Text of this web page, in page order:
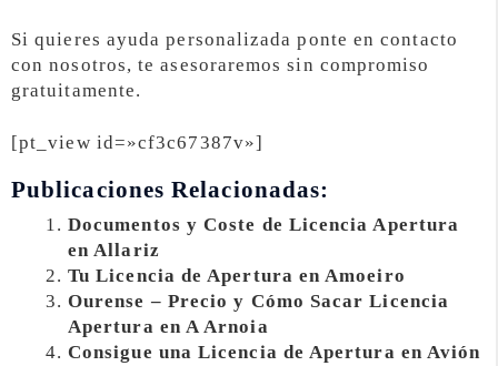
Si quieres ayuda personalizada ponte en contacto
con nosotros, te asesoraremos sin compromiso
gratuitamente.
[pt_view id=»cf3c67387v»]
Publicaciones Relacionadas:
Documentos y Coste de Licencia Apertura
en Allariz
Tu Licencia de Apertura en Amoeiro
Ourense – Precio y Cómo Sacar Licencia
Apertura en A Arnoia
Consigue una Licencia de Apertura en Avión